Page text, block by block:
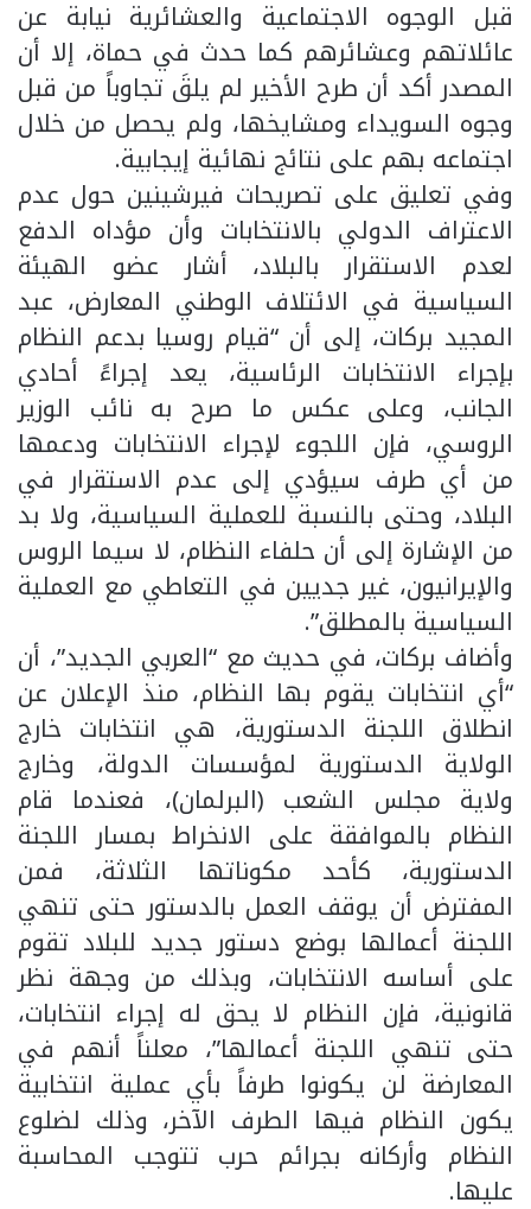
قبل الوجوه الاجتماعية والعشائرية نيابة عن
عائلاتهم وعشائرهم كما حدث في حماة، إلا أن
المصدر أكد أن طرح الأخير لم يلقَ تجاوباً من قبل
وجوه السويداء ومشايخها، ولم يحصل من خلال
اجتماعه بهم على نتائج نهائية إيجابية.
وفي تعليق على تصريحات فيرشينين حول عدم
الاعتراف الدولي بالانتخابات وأن مؤداه الدفع
لعدم الاستقرار بالبلاد، أشار عضو الهيئة
السياسية في الائتلاف الوطني المعارض، عبد
المجيد بركات، إلى أن “قيام روسيا بدعم النظام
بإجراء الانتخابات الرئاسية، يعد إجراءً أحادي
الجانب، وعلى عكس ما صرح به نائب الوزير
الروسي، فإن اللجوء لإجراء الانتخابات ودعمها
من أي طرف سيؤدي إلى عدم الاستقرار في
البلاد، وحتى بالنسبة للعملية السياسية، ولا بد
من الإشارة إلى أن حلفاء النظام، لا سيما الروس
والإيرانيون، غير جديين في التعاطي مع العملية
السياسية بالمطلق”.
وأضاف بركات، في حديث مع “العربي الجديد”، أن
“أي انتخابات يقوم بها النظام، منذ الإعلان عن
انطلاق اللجنة الدستورية، هي انتخابات خارج
الولاية الدستورية لمؤسسات الدولة، وخارج
ولاية مجلس الشعب (البرلمان)، فعندما قام
النظام بالموافقة على الانخراط بمسار اللجنة
الدستورية، كأحد مكوناتها الثلاثة، فمن
المفترض أن يوقف العمل بالدستور حتى تنهي
اللجنة أعمالها بوضع دستور جديد للبلاد تقوم
على أساسه الانتخابات، وبذلك من وجهة نظر
قانونية، فإن النظام لا يحق له إجراء انتخابات،
حتى تنهي اللجنة أعمالها”، معلناً أنهم في
المعارضة لن يكونوا طرفاً بأي عملية انتخابية
يكون النظام فيها الطرف الآخر، وذلك لضلوع
النظام وأركانه بجرائم حرب تتوجب المحاسبة
عليها.